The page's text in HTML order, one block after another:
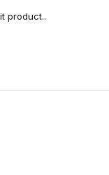
product..